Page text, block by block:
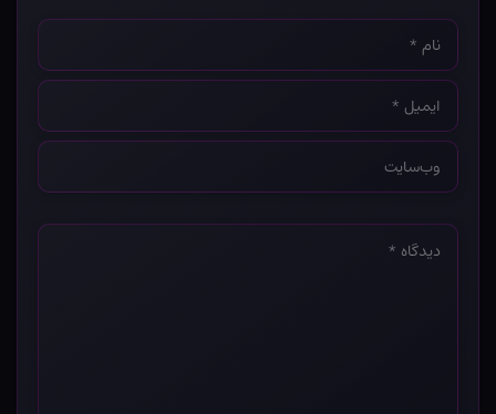
نام
*
ایمیل
*
وب‌سایت
*
دیدگاه